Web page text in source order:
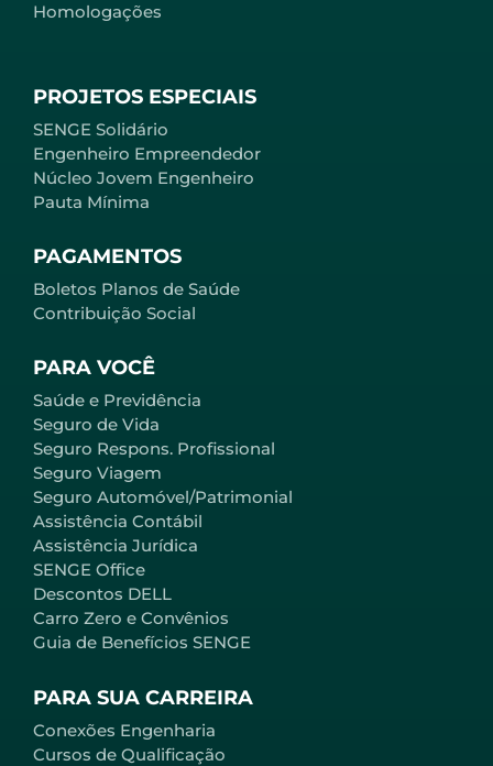
PARA VOCÊ
Saúde e Previdência
Seguro de Vida
Seguro Respons. Profissional
Seguro Viagem
Seguro Automóvel/Patrimonial
Assistência Contábil
Assistência Jurídica
SENGE Office
Descontos DELL
Carro Zero e Convênios
Guia de Benefícios SENGE
PARA SUA CARREIRA
Conexões Engenharia
Cursos de Qualificação
Homologações
PROJETOS ESPECIAIS
SENGE Solidário
Engenheiro Empreendedor
Núcleo Jovem Engenheiro
Pauta Mínima
PAGAMENTOS
Boletos Planos de Saúde
Contribuição Social